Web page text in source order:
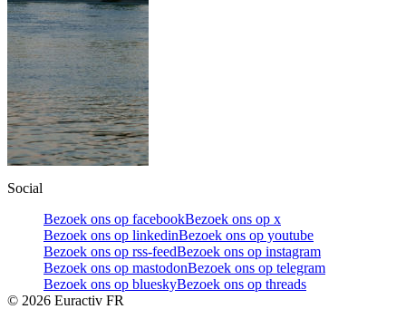
Social
Bezoek ons op facebookBezoek ons op x
Bezoek ons op linkedinBezoek ons op youtube
Bezoek ons op rss-feedBezoek ons op instagram
Bezoek ons op mastodonBezoek ons op telegram
Bezoek ons op blueskyBezoek ons op threads
© 2026 Euractiv FR